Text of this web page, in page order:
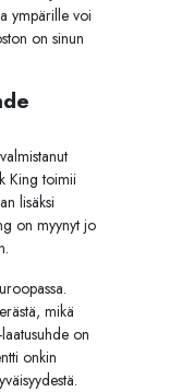
ympärille voi
on sinun
King toimii
lisäksi
on myynyt jo
mikä
on
onkin